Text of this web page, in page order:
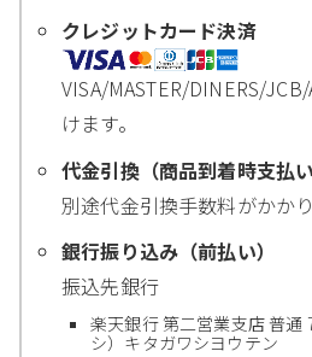
クレジットカード決済
VISA/MASTER/DINERS/
けます。
代金引換（商品到着時支払い
別途代金引換手数料がかかり
銀行振り込み（前払い）
振込先銀行
楽天銀行 第二営業支店 普通
シ）キタガワシヨウテン